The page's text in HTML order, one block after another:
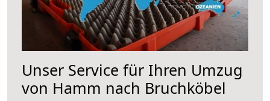
Unser Service für Ihren Umzug
von Hamm nach Bruchköbel